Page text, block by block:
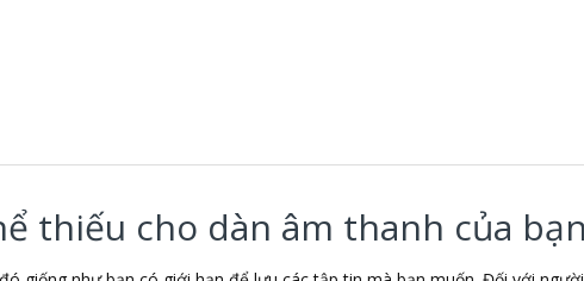
thiếu cho dàn âm thanh của bạn